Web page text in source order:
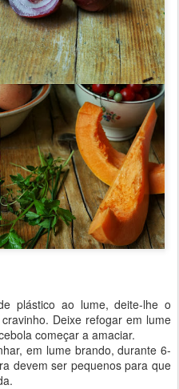
plástico ao lume, deite-lhe o
Deixe refogar em lume
começar a amaciar.
em lume brando, durante 6-
devem ser pequenos para que